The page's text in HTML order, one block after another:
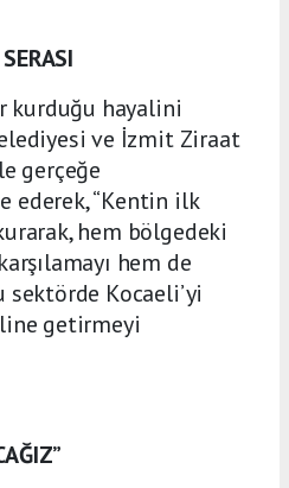
kurduğu hayalini
ve İzmit Ziraat
gerçeğe
ederek, “Kentin ilk
hem bölgedeki
hem de
Kocaeli’yi
getirmeyi